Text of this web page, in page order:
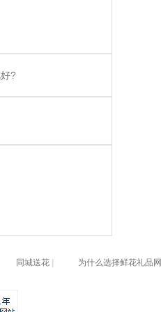
?
同城送花 为什么选择鲜花礼品网